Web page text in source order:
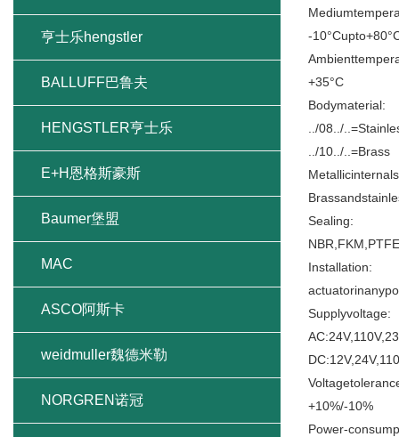
-
+35°C
Bodymaterial:
../08../
../10../..=Brass
Sealing:
Installation:
Supplyvoltage:
+10%/-10%
Power-
亨士乐hengstler
BALLUFF巴鲁夫
HENGSTLER亨士乐
E+H恩格斯豪斯
Baumer堡盟
MAC
ASCO阿斯卡
weidmuller魏德米勒
NORGREN诺冠